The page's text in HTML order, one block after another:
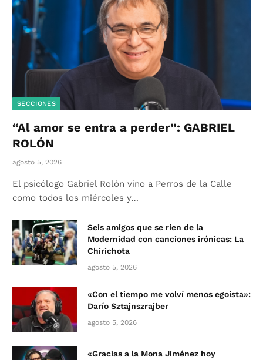
SECCIONES
“Al amor se entra a perder”: GABRIEL
ROLÓN
agosto 5, 2026
El psicólogo Gabriel Rolón vino a Perros de la Calle
como todos los miércoles y…
Seis amigos que se ríen de la
Modernidad con canciones irónicas: La
Chirichota
agosto 5, 2026
«Con el tiempo me volví menos egoísta»:
Darío Sztajnszrajber
agosto 5, 2026
«Gracias a la Mona Jiménez hoy